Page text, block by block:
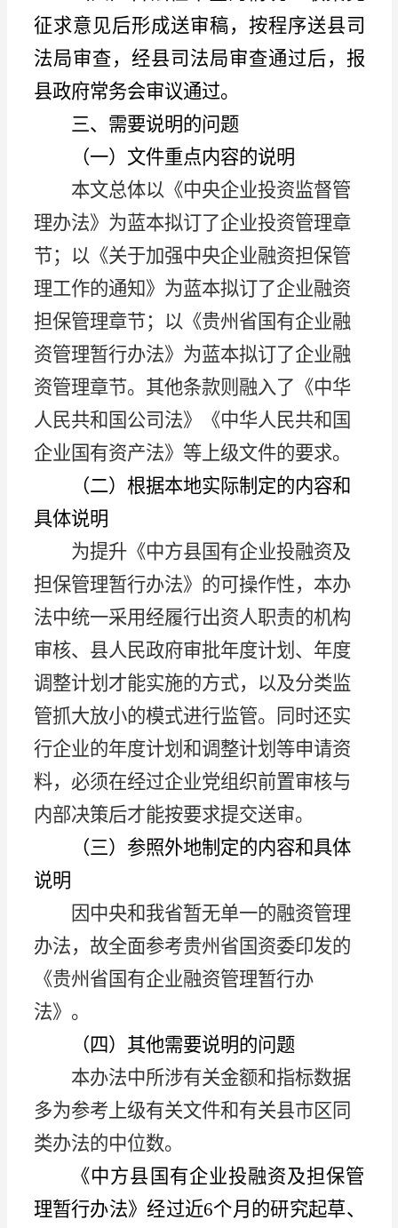
征求意见后形成送审稿，按程序送县司
法局审查，经县司法局审查通过后，报
县政府常务会审议通过。
三、 需要说明的问题
（一）文件重点内容的说明
本文总体以《中央企业投资监督管
理办法》为蓝本拟订了企业投资管理章
节；以《关于加强中央企业融资担保管
理工作的通知》为蓝本拟订了企业融资
担保管理章节；以《贵州省国有企业融
资管理暂行办法》为蓝本拟订了企业融
资管理章节。其他条款则融入了《中华
人民共和国公司法》《中华人民共和国
企业国有资产法》等上级文件的要求。
（二）根据本地实际制定的内容和
具体说明
为提升《中方县国有企业投融资及
担保管理暂行办法》的可操作性，本办
法中统一采用经履行出资人职责的机构
审核、县人民政府审批年度计划、年度
调整计划才能实施的方式，以及分类监
管抓大放小的模式进行监管。同时还实
行企业的年度计划和调整计划等申请资
料，必须在经过企业党组织前置审核与
内部决策后才能按要求提交送审。
（三） 参照外地制定的内容和具体
说明
因中央和我省暂无单一的融资管理
办法，故全面参考贵州省国资委印发的
《贵州省国有企业融资管理暂行办
法》。
（四） 其他需要说明的问题
本办法中所涉有关金额和指标数据
多为参考上级有关文件和有关县市区同
类办法的中位数。
《中方县国有企业投融资及担保管
理暂行办法》经过近6个月的研究起草、